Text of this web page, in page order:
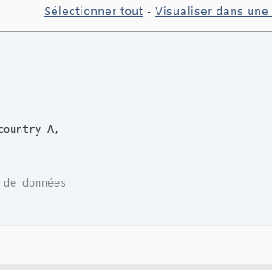
Sélectionner tout - Visualiser dans
A,
données